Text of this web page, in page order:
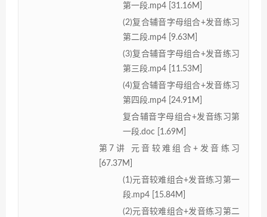
第一段.mp4 [31.16M]
(2)复合辅音字母组合+发音练习
第二段.mp4 [9.63M]
(3)复合辅音字母组合+发音练习
第三段.mp4 [11.53M]
(4)复合辅音字母组合+发音练习
第四段.mp4 [24.91M]
复合辅音字母组合+发音练习第
一段.doc [1.69M]
第7讲 元音较难组合+发音练习
[67.37M]
(1)元音较难组合+发音练习第一
段.mp4 [15.84M]
(2)元音较难组合+发音练习第二